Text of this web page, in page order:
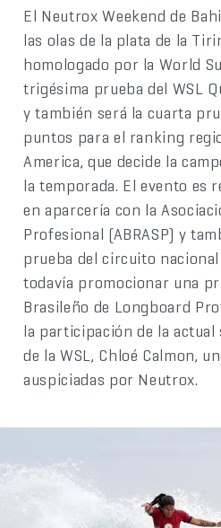
El Neutrox Weekend de
las olas de la plata de la
homologado por la World
trigésima prueba del WSL
y también será la cuarta
puntos para el ranking
America, que decide la
la temporada. El evento es
en aparcería con la
Profesional (ABRASP) y
prueba del circuito
todavía promocionar una
Brasileño de Longboard
la participación de la actual
de la WSL, Chloé Calmon,
auspiciadas por Neutrox.